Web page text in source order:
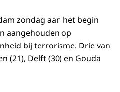
zondag aan het begin
aangehouden op
bij terrorisme. Drie van
(21), Delft (30) en Gouda